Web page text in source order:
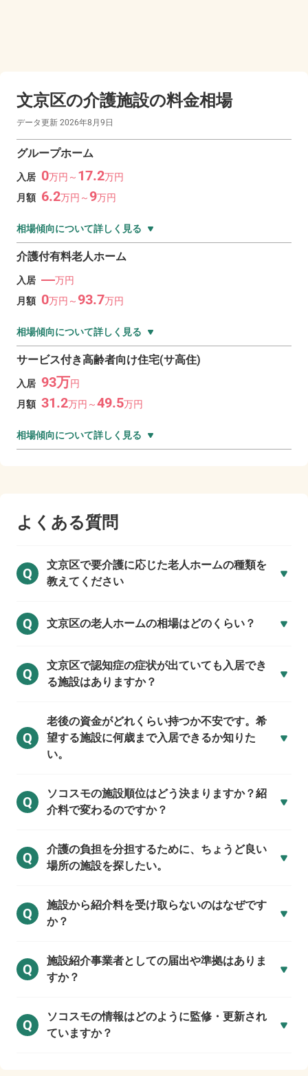
文京区の介護施設の料金相場
データ更新 2026年8月9日
グループホーム
入居 0万円～ 17.2万円
月額 6.2万円～ 9万円
相場傾向について詳しく見る
介護付有料老人ホーム
入居 ―万円
月額 0万円～ 93.7万円
相場傾向について詳しく見る
サービス付き高齢者向け住宅(サ高住)
入居 93万円
月額 31.2万円～49.5万円
相場傾向について詳しく見る
よくある質問
Q
文京区で要介護に応じた老人ホームの種類を
教えてください
Q 文京区の老人ホームの相場はどのくらい？
Q
文京区で認知症の症状が出ていても入居でき
る施設はありますか？
Q
老後の資金がどれくらい持つか不安です。希
望する施設に何歳まで入居できるか知りた
い。
Q
ソコスモの施設順位はどう決まりますか？紹
介料で変わるのですか？
Q
介護の負担を分担するために、ちょうど良い
場所の施設を探したい。
Q
施設から紹介料を受け取らないのはなぜです
か？
Q
施設紹介事業者としての届出や準拠はありま
すか？
Q
ソコスモの情報はどのように監修・更新され
ていますか？